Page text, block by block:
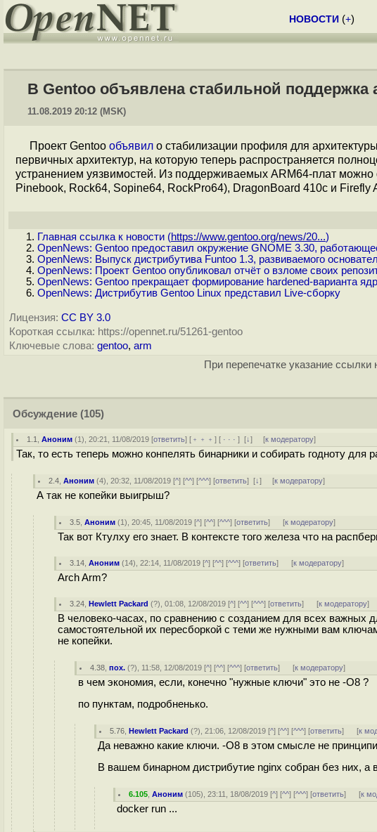
НОВОСТИ (+)
В Gentoo объявлена стабильной поддержка
11.08.2019 20:12 (MSK)
Проект Gentoo объявил о стабилизации профиля для архитектуры
первичных архитектур, на которую теперь распространяется
устранением уязвимостей. Из поддерживаемых ARM64-плат можно
Pinebook, Rock64, Sopine64, RockPro64), DragonBoard 410c и Firefly
Главная ссылка к новости (https://www.gentoo.org/news/20...)
OpenNews: Gentoo предоставил окружение GNOME 3.30,
OpenNews: Выпуск дистрибутива Funtoo 1.3, развиваемого
OpenNews: Проект Gentoo опубликовал отчёт о взломе своих
OpenNews: Gentoo прекращает формирование hardened-варианта
OpenNews: Дистрибутив Gentoo Linux представил Live-сборку
Лицензия: CC BY 3.0
Короткая ссылка: https://opennet.ru/51261-gentoo
Ключевые слова: gentoo, arm
При перепечатке указание ссылки
Обсуждение (105)
1.1 ,Аноним (1), 20:21, 11/08/2019 [ответить] [ ﹢﹢﹢] [ · · ·][↓] [к модератору]
Так, то есть теперь можно конпелять бинарники и собирать годноту
2.4 ,Аноним (4), 20:32, 11/08/2019 [^] [^^] [^^^] [ответить][↓] [к модератору]
А так не копейки выигрыш?
3.5 ,Аноним (1), 20:45, 11/08/2019 [^] [^^] [^^^] [ответить] [к модератору]
Так вот Ктулху его знает. В контексте того железа что на
3.14 ,Аноним (14), 22:14, 11/08/2019 [^] [^^] [^^^] [ответить] [к модератору]
Arch Arm?
3.24 ,Hewlett Packard (?), 01:08, 12/08/2019 [^] [^^] [^^^] [ответить] [к модератору]
В человеко-часах, по сравнению с созданием для всех важных
самостоятельной их пересборкой с теми же нужными вам
не копейки.
4.38 ,пох. (?), 11:58, 12/08/2019 [^] [^^] [^^^] [ответить] [к модератору]
в чем экономия, если, конечно "нужные ключи" это не -O8 ?
по пунктам, подробненько.
5.76 ,Hewlett Packard (?), 21:06, 12/08/2019 [^] [^^] [^^^] [ответить] [к
Да неважно какие ключи. -O8 в этом смысле не
В вашем бинарном дистрибутие nginx собран без них,
6.105 ,Аноним (105), 23:11, 18/08/2019 [^] [^^] [^^^] [ответить] [к
docker run ...